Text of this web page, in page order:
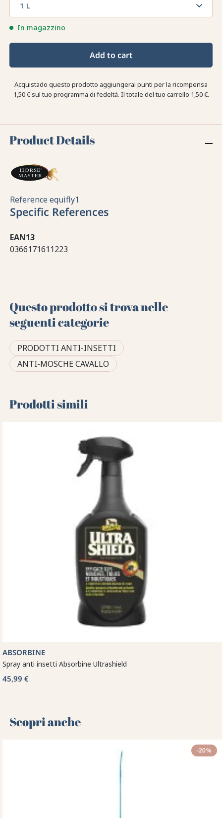
1 L
In magazzino
Add to cart
Acquistado questo prodotto aggiungerai punti per la ricompensa
1,50 €sul tuo programma di fedeltà. Il totale del tuo carrello 1,50 €.
Product Details
Referenceequifly1
Specific References
EAN13
0366171611223
Questo prodotto si trova nelle
seguenti categorie
PRODOTTI ANTI-INSETTI
ANTI-MOSCHE CAVALLO
Prodotti simili
ABSORBINE
Spray anti insetti Absorbine Ultrashield
45,99 €
Scopri anche 🌻
-20%